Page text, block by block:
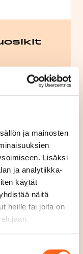
ja mainosten
Lisäksi
ja analytiikka-
käytät
näitä
heille tai joita on
koskee